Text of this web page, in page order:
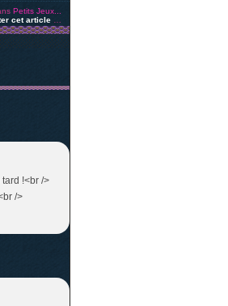
Petits Jeux...
cet article
!<br />
/>